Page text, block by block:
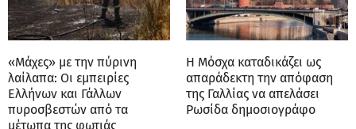
«Μάχες» με την πύρινη
λαίλαπα: Οι εμπειρίες
Ελλήνων και Γάλλων
πυροσβεστών από τα
μέτωπα της φωτιάς
Η Μόσχα καταδικάζει ως
απαράδεκτη την απόφαση
της Γαλλίας να απελάσει
Ρωσίδα δημοσιογράφο